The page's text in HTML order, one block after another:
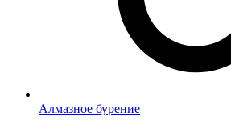
Алмазное бурение